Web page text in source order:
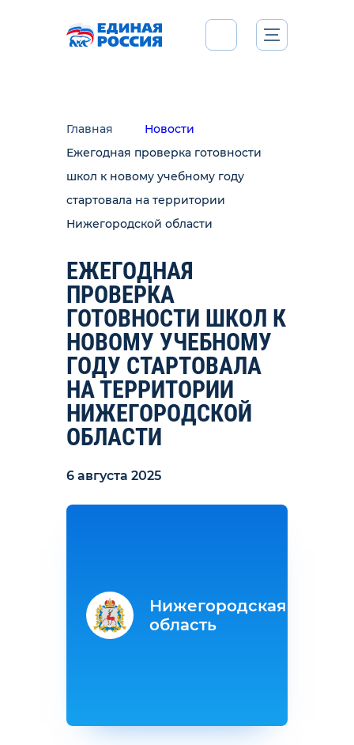
Главная
Новости
Ежегодная проверка готовности
школ к новому учебному году
стартовала на территории
Нижегородской области
ЕЖЕГОДНАЯ
ПРОВЕРКА
ГОТОВНОСТИ ШКОЛ К
НОВОМУ УЧЕБНОМУ
ГОДУ СТАРТОВАЛА
НА ТЕРРИТОРИИ
НИЖЕГОРОДСКОЙ
ОБЛАСТИ
6 августа 2025
Нижегородская
область